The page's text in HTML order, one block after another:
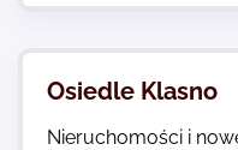
Najnowsze
Osiedle Klasno
Nieruchomości i